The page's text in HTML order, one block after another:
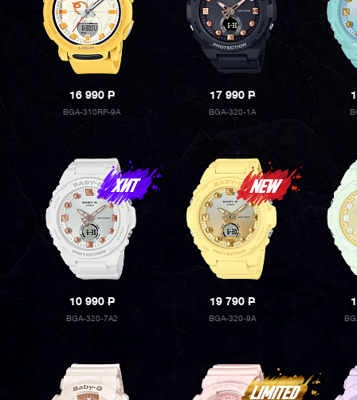
16 990P
BGA-310RP-9A
17 990P
BGA-320-1A
10 990P
BGA-320-7A2
19 790P
BGA-320-9A